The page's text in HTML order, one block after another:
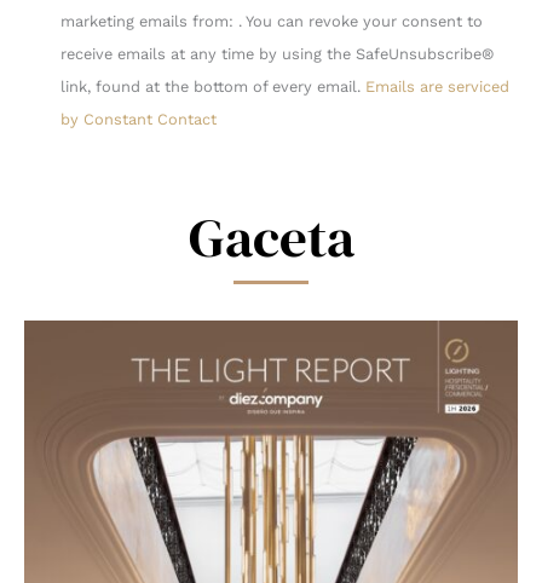
Contact
Use.
Please
leave
marketing emails from: . You can revoke your consent to
receive emails at any time by using the SafeUnsubscribe®
link, found at the bottom of every email. Emails are serviced
by Constant Contact
Gaceta